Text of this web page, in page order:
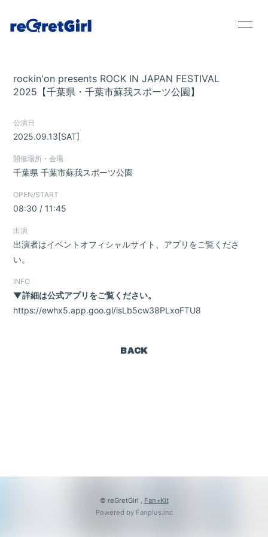
Movie
Contact
ログイン
rockin'on presents ROCK IN JAPAN FESTIVAL
2025【千葉県・千葉市蘇我スポーツ公園】
公演日
2025.09.13[SAT]
開催場所・会場
千葉県千葉市蘇我スポーツ公園
OPEN/START
08:30 / 11:45
出演
出演者はイベントオフィシャルサイト、アプリをご覧くださ
い。
INFO
▼詳細は公式アプリをご覧ください。
https://ewhx5.app.goo.gl/isLb5cw38PLxoFTU8
BACK
© reGretGirl , Fan+Kit
Powered by Fanplus.inc